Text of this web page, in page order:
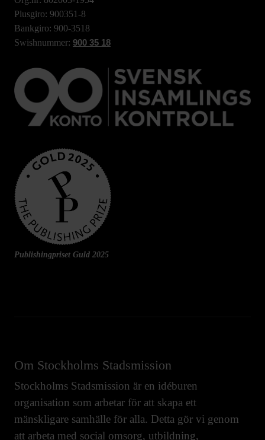
Plusgiro: 900351-8
Bankgiro: 900-3518
Swishnummer: 900 35 18
Publishingpriset Guld 2025
Om Stockholms Stadsmission
Stockholms Stadsmission är en idéburen
organisation som arbetar för att skapa ett
mänskligare samhälle för alla. Detta gör vi genom
att arbeta med social omsorg, utbildning,